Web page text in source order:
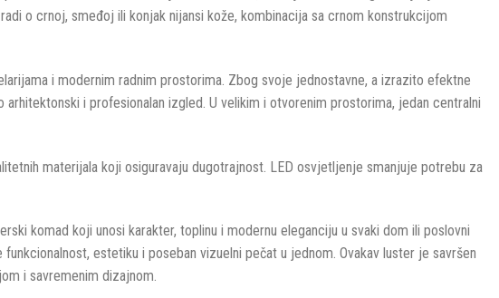
o crnoj, smeđoj ili konjak nijansi kože, kombinacija sa crnom konstrukcijom
i modernim radnim prostorima. Zbog svoje jednostavne, a izrazito efektne
i profesionalan izgled. U velikim i otvorenim prostorima, jedan centralni
materijala koji osiguravaju dugotrajnost. LED osvjetljenje smanjuje potrebu za
komad koji unosi karakter, toplinu i modernu eleganciju u svaki dom ili poslovni
estetiku i poseban vizuelni pečat u jednom. Ovakav luster je savršen
i savremenim dizajnom.